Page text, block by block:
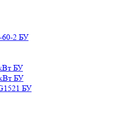
60-2 БУ
БУ
БУ
БУ